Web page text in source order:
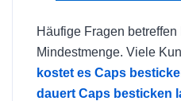
Häufige Fragen
Mindestmenge. Viele
kostet es Caps
dauert Caps besticken